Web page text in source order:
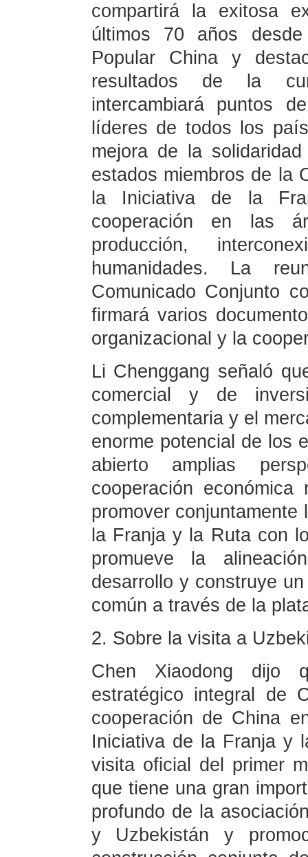
compartirá la exitosa
últimos 70 años
Popular China y
resultados de la
intercambiará puntos
líderes de todos los
mejora de la
estados miembros de la
la Iniciativa de la
cooperación en las
producción,
humanidades. La
Comunicado Conjunto
firmará varios
organizacional y la
Li Chenggang señaló
comercial y de
complementaria y el
enorme potencial de los
abierto amplias
cooperación
promover
la Franja y la Ruta con
promueve la
desarrollo y construye
común a través de la
2. Sobre la visita a
Chen Xiaodong dijo
estratégico integral de
cooperación de China
Iniciativa de la Franja y
visita oficial del primer
que tiene una gran
profundo de la
y Uzbekistán y